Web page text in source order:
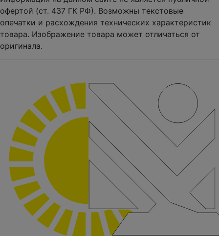
офертой (ст. 437 ГК РФ). Возможны текстовые
опечатки и расхождения технических характеристик
товара. Изображение товара может отличаться от
оригинала.